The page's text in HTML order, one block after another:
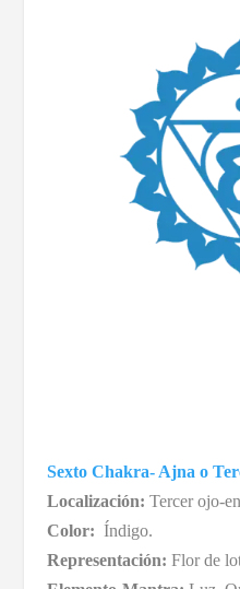
Sexto Chakra- Ajna o
Localización: Tercer ojo-
Color: Índigo.
Representación: Flor de